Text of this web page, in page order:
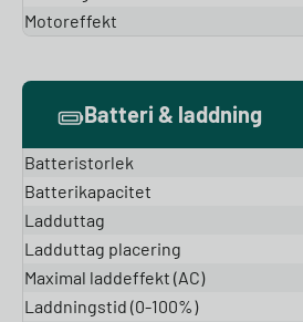
Motoreffekt
Batteri & laddning
Batteristorlek
Batterikapacitet
Ladduttag
Ladduttag placering
Maximal laddeffekt (AC)
Laddningstid (0-100%)